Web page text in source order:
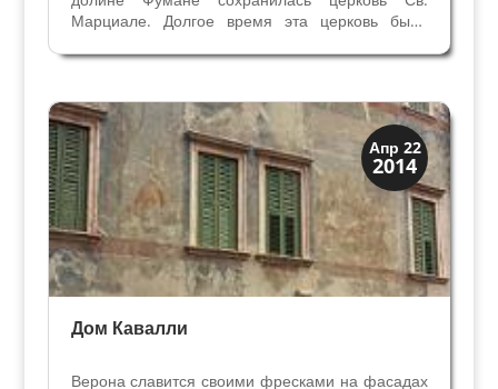
Марциале. Долгое время эта церковь была
построена она в XII веке, но раньше выглядела
видим сейчас –...
Апр 22
2014
Виллы и дворцы
Скрытая Верона
Дом Кавалли
Верона славится своими фресками на фасадах